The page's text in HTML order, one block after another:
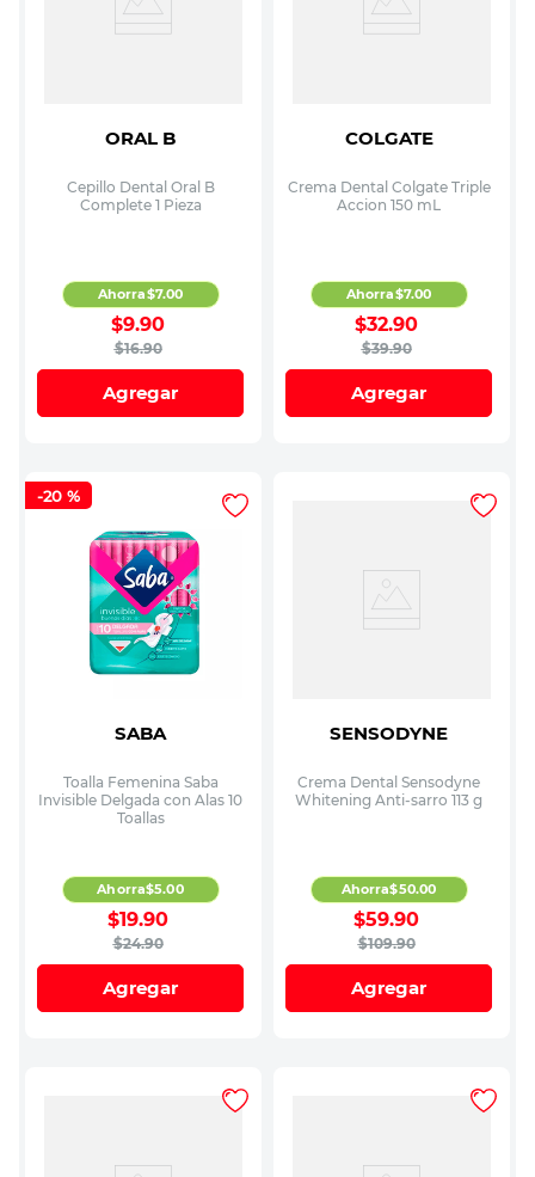
ORAL B
Cepillo Dental Oral B
Complete 1 Pieza
$16.90
$9.90
Ahorra$7.00
Agregar
COLGATE
Crema Dental Colgate Triple
Accion 150 mL
$39.90
$32.90
Ahorra$7.00
Agregar
-20 %
SABA
Toalla Femenina Saba
Invisible Delgada con Alas 10
Toallas
$24.90
$19.90
Ahorra$5.00
Agregar
SENSODYNE
Crema Dental Sensodyne
Whitening Anti-sarro 113 g
$109.90
$59.90
Ahorra$50.00
Agregar